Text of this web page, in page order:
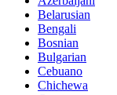
Belarusian
Bengali
Bosnian
Bulgarian
Cebuano
Chichewa